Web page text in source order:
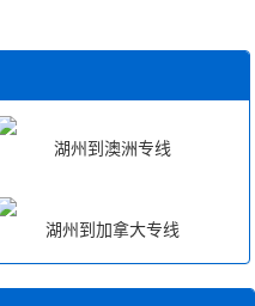
湖州到澳洲专线
湖州到加拿大专线